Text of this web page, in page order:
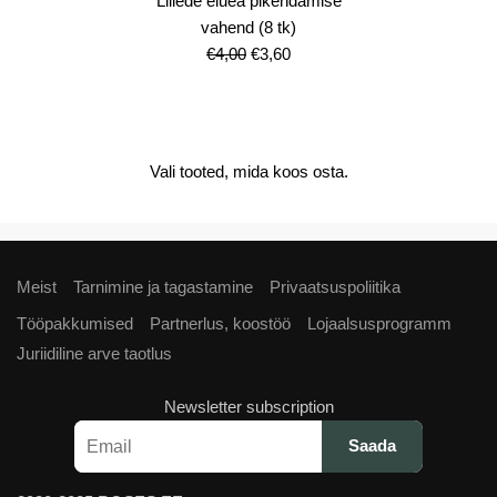
vahend (8 tk)
€4,00 Algne
€3,60Current
Vali tooted, mida koos osta.
Meist Tarnimine ja tagastamine
Privaatsuspoliitika
Tööpakkumised
Partnerlus, koostöö
Lojaalsusprogramm
Juriidiline arve taotlus
Newsletter subscription